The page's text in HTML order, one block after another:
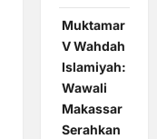
Muktamar
V Wahdah
Islamiyah:
Wawali
Makassar
Serahkan